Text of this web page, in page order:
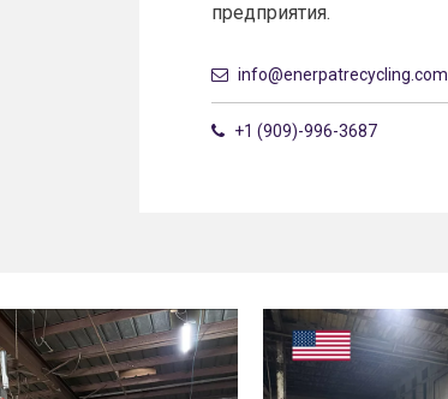
предприятия.​​​​​​​
info@enerpatrecycling.com​​​​​​​
+1 (909)-996-3687​​​​​​​